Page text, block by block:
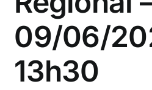
09/06/
13h30